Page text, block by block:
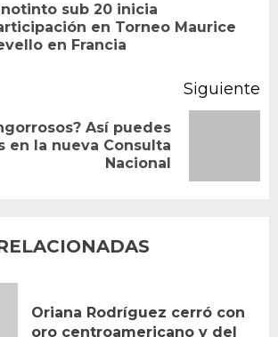
sub 20 inicia
en Torneo Maurice
en Francia
Siguiente
Así puedes
en la nueva Consulta
Nacional
Oriana Rodríguez cerró con
oro centroamericano y del